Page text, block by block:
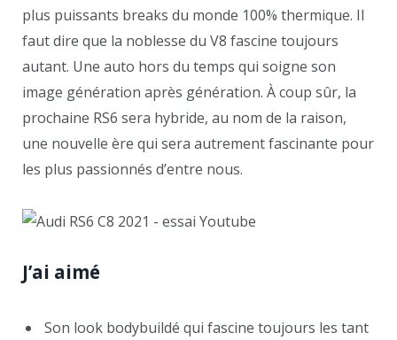
plus puissants breaks du monde 100% thermique. Il
faut dire que la noblesse du V8 fascine toujours
autant. Une auto hors du temps qui soigne son
image génération après génération. À coup sûr, la
prochaine RS6 sera hybride, au nom de la raison,
une nouvelle ère qui sera autrement fascinante pour
les plus passionnés d’entre nous.
J’ai aimé
Son look bodybuildé qui fascine toujours les tant